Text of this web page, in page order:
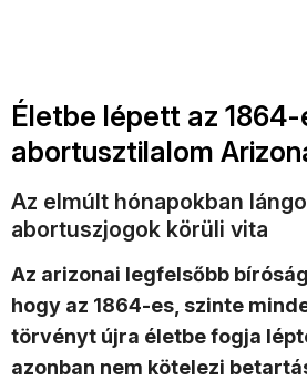
Életbe lépett az 1864-
abortusztilalom
Az elmúlt hónapokban
abortuszjogok körüli vita
Az arizonai legfelsőbb
hogy az 1864-es, szinte
törvényt újra életbe fogja
azonban nem kötelezi